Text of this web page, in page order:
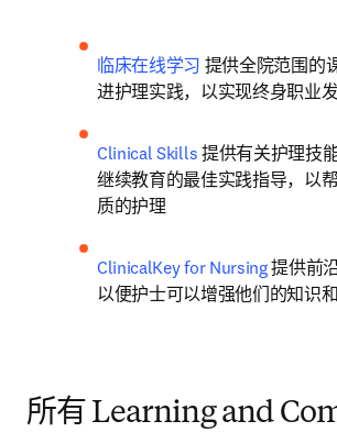
临床在线学习 提供全院范围的
进护理实践，以实现终身职业
Clinical Skills 提供有关护理技
继续教育的最佳实践指导，以
质的护理
ClinicalKey for Nursing 提供前
以便护士可以增强他们的知识
所有 Learning and